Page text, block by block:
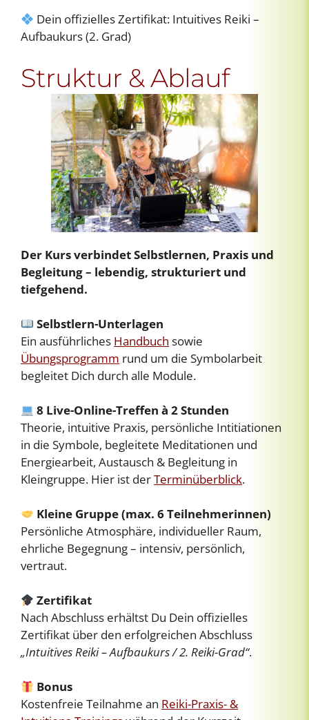
Dein offizielles Zertifikat: Intuitives Reiki –
Aufbaukurs (2. Grad)
Struktur & Ablauf
Der Kurs verbindet Selbstlernen, Praxis und
Begleitung – lebendig, strukturiert und
tiefgehend.
Selbstlern-Unterlagen
Ein ausführliches Handbuch sowie
Übungsprogramm rund um die Symbolarbeit
begleitet Dich durch alle Module.
8 Live-Online-Treffen à 2 Stunden
Theorie, intuitive Praxis, persönliche Intitiationen
in die Symbole, begleitete Meditationen und
Energiearbeit, Austausch & Begleitung in
Kleingruppe. Hier ist derTerminüberblick.
Kleine Gruppe (max. 6 Teilnehmerinnen)
Persönliche Atmosphäre, individueller Raum,
ehrliche Begegnung – intensiv, persönlich,
vertraut.
Zertifikat
Nach Abschluss erhältst Du Dein offizielles
Zertifikat über den erfolgreichen Abschluss
„Intuitives Reiki – Aufbaukurs / 2. Reiki-Grad“.
Bonus
Kostenfreie Teilnahme an Reiki-Praxis- &